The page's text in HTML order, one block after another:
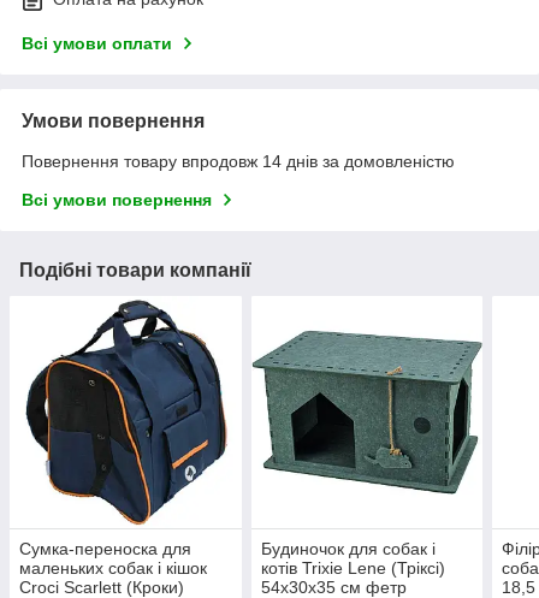
Всі умови оплати
Умови повернення
Повернення товару впродовж 14 днів за домовленістю
Всі умови повернення
Подібні товари компанії
Сумка-переноска для
маленьких собак і кішок
Croci Scarlett (Кроки)
Будиночок для собак і
котів Trixie Lene (Тріксі)
54х30х35 см фетр